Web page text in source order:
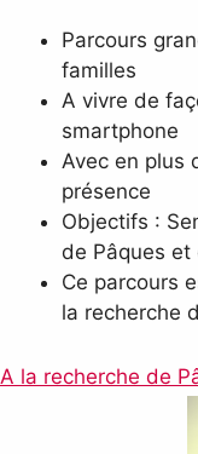
Parcours
familles
A vivre de
smartphone
Avec en plus
présence
Objectifs :
de Pâques et
Ce parcours
la recherche
A la recherche de